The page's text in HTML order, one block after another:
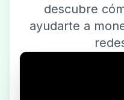
descubre
ayudarte a